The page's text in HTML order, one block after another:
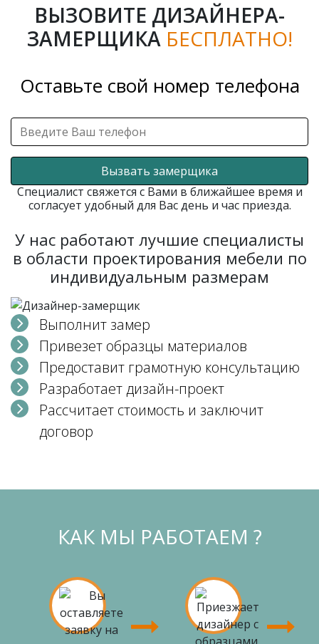
ВЫЗОВИТЕ ДИЗАЙНЕРА-
ЗАМЕРЩИКА БЕСПЛАТНО!
Оставьте свой номер телефона
Вызвать замерщика
Специалист свяжется с Вами в ближайшее время и
согласует удобный для Вас день и час приезда.
У нас работают лучшие специалисты
в области проектирования мебели по
индивидуальным размерам
Выполнит замер
Привезет образцы материалов
Предоставит грамотную консультацию
Разработает дизайн-проект
Рассчитает стоимость и заключит
договор
КАК МЫ РАБОТАЕМ ?